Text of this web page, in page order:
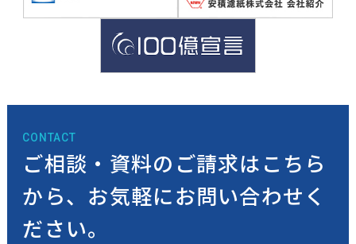
CONTACT
ご相談・資料のご請求はこちら
から、 お気軽にお問い合わせく
ださい。